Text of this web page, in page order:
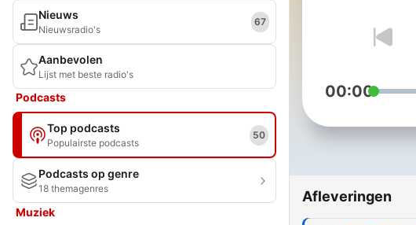
Nieuws
Nieuwsradio's
67
Aanbevolen
Lijst met beste radio's
Podcasts
Top podcasts
Populairste podcasts
50
Podcasts op genre
18 themagenres
Muziek
00:00
Afleveringen